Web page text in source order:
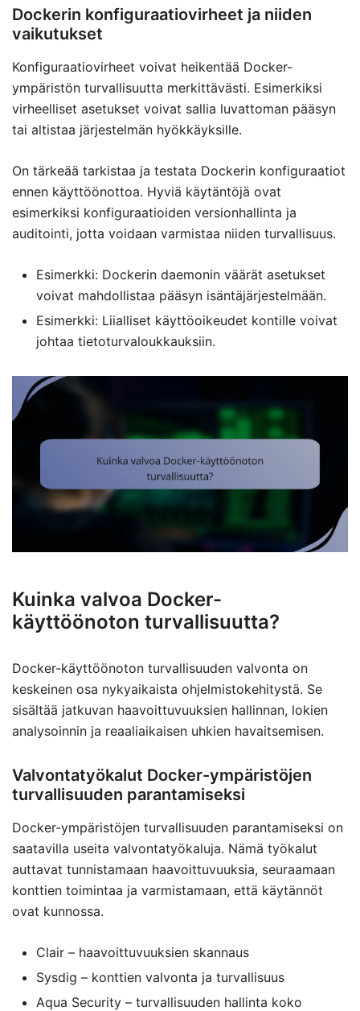
Dockerin konfiguraatiovirheet ja niiden
vaikutukset
Konfiguraatiovirheet voivat heikentää Docker-
ympäristön turvallisuutta merkittävästi. Esimerkiksi
virheelliset asetukset voivat sallia luvattoman pääsyn
tai altistaa järjestelmän hyökkäyksille.
On tärkeää tarkistaa ja testata Dockerin konfiguraatiot
ennen käyttöönottoa. Hyviä käytäntöjä ovat
esimerkiksi konfiguraatioiden versionhallinta ja
auditointi, jotta voidaan varmistaa niiden turvallisuus.
Esimerkki: Dockerin daemonin väärät asetukset
voivat mahdollistaa pääsyn isäntäjärjestelmään.
Esimerkki: Liialliset käyttöoikeudet kontille voivat
johtaa tietoturvaloukkauksiin.
Kuinka valvoa Docker-
käyttöönoton turvallisuutta?
Docker-käyttöönoton turvallisuuden valvonta on
keskeinen osa nykyaikaista ohjelmistokehitystä. Se
sisältää jatkuvan haavoittuvuuksien hallinnan, lokien
analysoinnin ja reaaliaikaisen uhkien havaitsemisen.
Valvontatyökalut Docker-ympäristöjen
turvallisuuden parantamiseksi
Docker-ympäristöjen turvallisuuden parantamiseksi on
saatavilla useita valvontatyökaluja. Nämä työkalut
auttavat tunnistamaan haavoittuvuuksia, seuraamaan
konttien toimintaa ja varmistamaan, että käytännöt
ovat kunnossa.
Clair – haavoittuvuuksien skannaus
Sysdig – konttien valvonta ja turvallisuus
Aqua Security – turvallisuuden hallinta koko